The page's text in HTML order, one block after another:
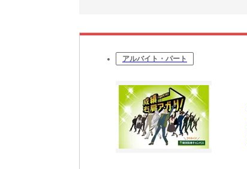
アルバイト・パート